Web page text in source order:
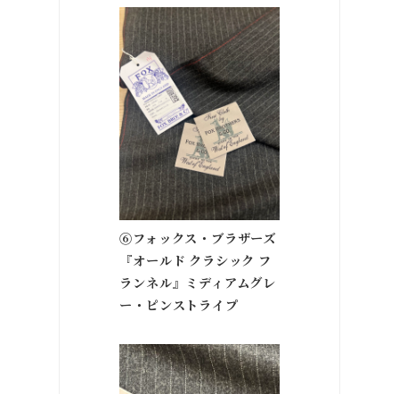
⑥フォックス・ブラザーズ
『オールド クラシック フ
ランネル』ミディアムグレ
ー・ピンストライプ